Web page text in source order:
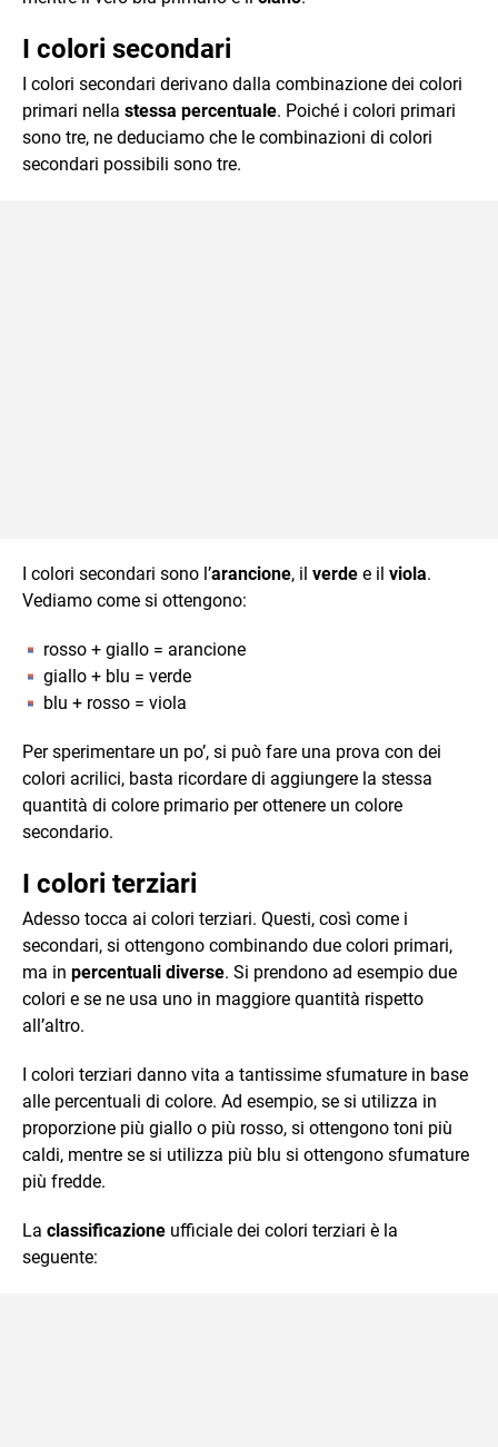
I colori secondari
I colori secondari derivano dalla combinazione dei colori
primari nella stessa percentuale. Poiché i colori primari
sono tre, ne deduciamo che le combinazioni di colori
secondari possibili sono tre.
I colori secondari sono l’arancione, il verde e il viola.
Vediamo come si ottengono:
rosso + giallo = arancione
giallo + blu = verde
blu + rosso = viola
Per sperimentare un po’, si può fare una prova con dei
colori acrilici, basta ricordare di aggiungere la stessa
quantità di colore primario per ottenere un colore
secondario.
I colori terziari
Adesso tocca ai colori terziari. Questi, così come i
secondari, si ottengono combinando due colori primari,
ma in percentuali diverse. Si prendono ad esempio due
colori e se ne usa uno in maggiore quantità rispetto
all’altro.
I colori terziari danno vita a tantissime sfumature in base
alle percentuali di colore. Ad esempio, se si utilizza in
proporzione più giallo o più rosso, si ottengono toni più
caldi, mentre se si utilizza più blu si ottengono sfumature
più fredde.
La classificazione ufficiale dei colori terziari è la
seguente: